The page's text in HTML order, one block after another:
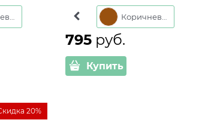
высоких грядок 801-016-4
Зеленый
795 руб.
Купить
20%